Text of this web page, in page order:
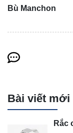
Bù Manchon
Bài viết mới
Rắc